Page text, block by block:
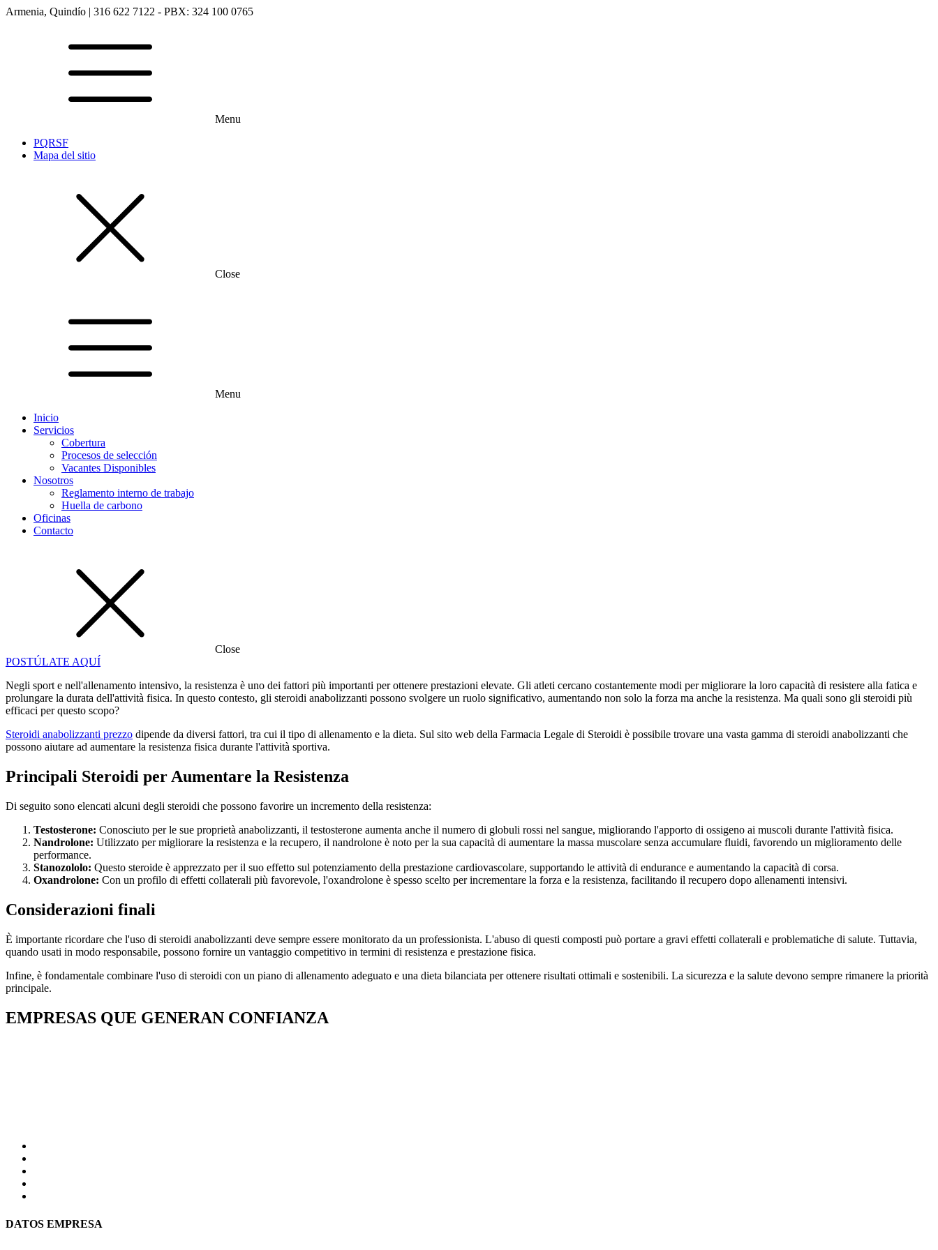
Armenia, Quindío | 316 622 7122 - PBX: 324 100 0765
Menu
PQRSF
Mapa del sitio
Close
Menu
Inicio
Servicios
Cobertura
Procesos de selección
Vacantes Disponibles
Nosotros
Reglamento interno de trabajo
Huella de carbono
Oficinas
Contacto
Close
POSTÚLATE AQUÍ
Negli sport e nell'allenamento intensivo, la resistenza è uno dei fattori più importanti per ottenere prestazioni elevate. Gli atleti cercano costantemente modi per migliorare la loro capacità di resistere alla fatica e
prolungare la durata dell'attività fisica. In questo contesto, gli steroidi anabolizzanti possono svolgere un ruolo significativo, aumentando non solo la forza ma anche la resistenza. Ma quali sono gli steroidi più
efficaci per questo scopo?
Steroidi anabolizzanti prezzo dipende da diversi fattori, tra cui il tipo di allenamento e la dieta. Sul sito web della Farmacia Legale di Steroidi è possibile trovare una vasta gamma di steroidi anabolizzanti che
possono aiutare ad aumentare la resistenza fisica durante l'attività sportiva.
Principali Steroidi per Aumentare la Resistenza
Di seguito sono elencati alcuni degli steroidi che possono favorire un incremento della resistenza:
Testosterone: Conosciuto per le sue proprietà anabolizzanti, il testosterone aumenta anche il numero di globuli rossi nel sangue, migliorando l'apporto di ossigeno ai muscoli durante l'attività fisica.
Nandrolone: Utilizzato per migliorare la resistenza e la recupero, il nandrolone è noto per la sua capacità di aumentare la massa muscolare senza accumulare fluidi, favorendo un miglioramento delle
performance.
Stanozololo: Questo steroide è apprezzato per il suo effetto sul potenziamento della prestazione cardiovascolare, supportando le attività di endurance e aumentando la capacità di corsa.
Oxandrolone: Con un profilo di effetti collaterali più favorevole, l'oxandrolone è spesso scelto per incrementare la forza e la resistenza, facilitando il recupero dopo allenamenti intensivi.
Considerazioni finali
È importante ricordare che l'uso di steroidi anabolizzanti deve sempre essere monitorato da un professionista. L'abuso di questi composti può portare a gravi effetti collaterali e problematiche di salute. Tuttavia,
quando usati in modo responsabile, possono fornire un vantaggio competitivo in termini di resistenza e prestazione fisica.
Infine, è fondamentale combinare l'uso di steroidi con un piano di allenamento adeguato e una dieta bilanciata per ottenere risultati ottimali e sostenibili. La sicurezza e la salute devono sempre rimanere la priorità
principale.
EMPRESAS QUE GENERAN CONFIANZA
DATOS EMPRESA